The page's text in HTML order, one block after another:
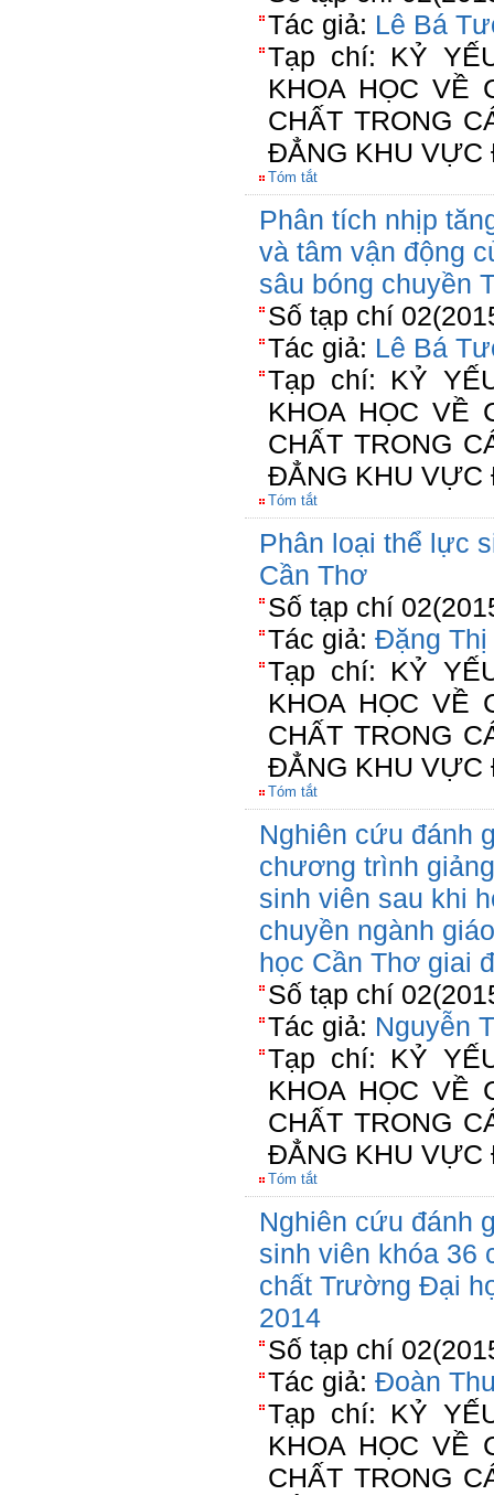
Tác giả: Lê Bá
Tạp chí: KỶ
KHOA HỌC VỀ
CHẤT TRONG
ĐẲNG KHU VỰC
Tóm tắt
Phân tích nhịp
và tâm vận động
sâu bóng chuyền
Số tạp chí
Tác giả: Lê Bá
Tạp chí: KỶ
KHOA HỌC VỀ
CHẤT TRONG
ĐẲNG KHU VỰC
Tóm tắt
Phân loại thể lực
Cần Thơ
Số tạp chí
Tác giả: Đặng Thị
Tạp chí: KỶ
KHOA HỌC VỀ
CHẤT TRONG
ĐẲNG KHU VỰC
Tóm tắt
Nghiên cứu đánh
chương trình
sinh viên sau khi
chuyền ngành
học Cần Thơ giai
Số tạp chí
Tác giả: Nguyễn
Tạp chí: KỶ
KHOA HỌC VỀ
CHẤT TRONG
ĐẲNG KHU VỰC
Tóm tắt
Nghiên cứu đánh
sinh viên khóa 36
chất Trường Đại
2014
Số tạp chí
Tác giả: Đoàn
Tạp chí: KỶ
KHOA HỌC VỀ
CHẤT TRONG